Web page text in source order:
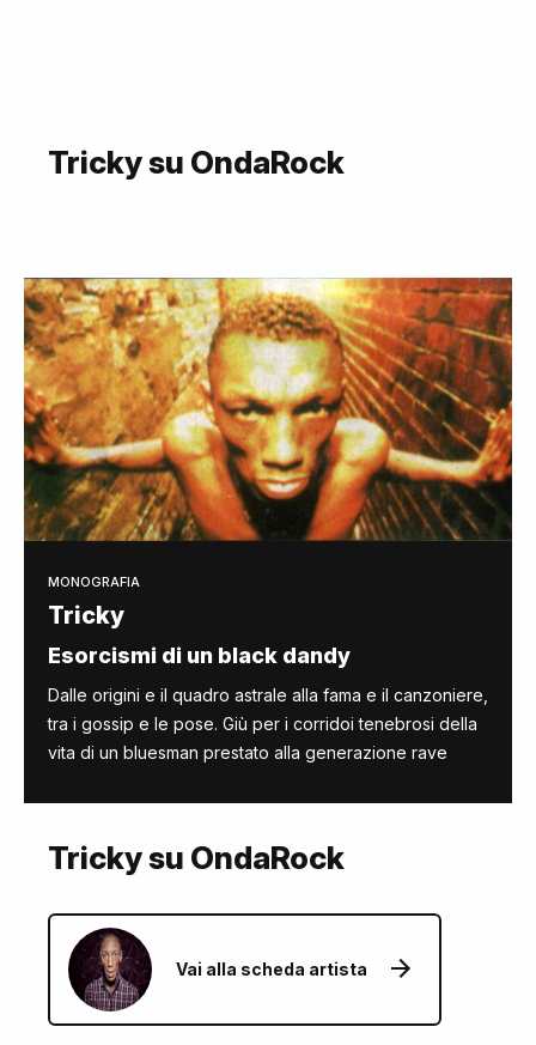
Tricky su OndaRock
MONOGRAFIA
Tricky
Esorcismi di un black dandy
Dalle origini e il quadro astrale alla fama e il canzoniere,
tra i gossip e le pose. Giù per i corridoi tenebrosi della
vita di un bluesman prestato alla generazione rave
Tricky su OndaRock
Vai alla scheda artista